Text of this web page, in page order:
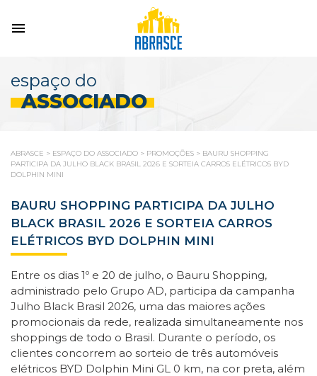
espaço do
ASSOCIADO
ABRASCE > ESPAÇO DO ASSOCIADO > PROMOÇÕES > BAURU SHOPPING
PARTICIPA DA JULHO BLACK BRASIL 2026 E SORTEIA CARROS ELÉTRICOS BYD
DOLPHIN MINI
BAURU SHOPPING PARTICIPA DA JULHO
BLACK BRASIL 2026 E SORTEIA CARROS
ELÉTRICOS BYD DOLPHIN MINI
Entre os dias 1º e 20 de julho, o Bauru Shopping,
administrado pelo Grupo AD, participa da campanha
Julho Black Brasil 2026, uma das maiores ações
promocionais da rede, realizada simultaneamente nos
shoppings de todo o Brasil. Durante o período, os
clientes concorrem ao sorteio de três automóveis
elétricos BYD Dolphin Mini GL 0 km, na cor preta, além